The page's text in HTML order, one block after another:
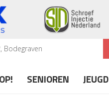
Bodegraven
SENIOREN JEUGD